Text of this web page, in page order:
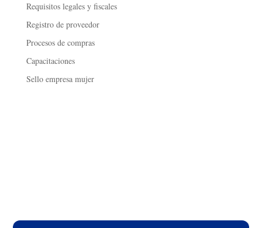
Requisitos legales y fiscales
Registro de proveedor
Procesos de compras
Capacitaciones
Sello empresa mujer